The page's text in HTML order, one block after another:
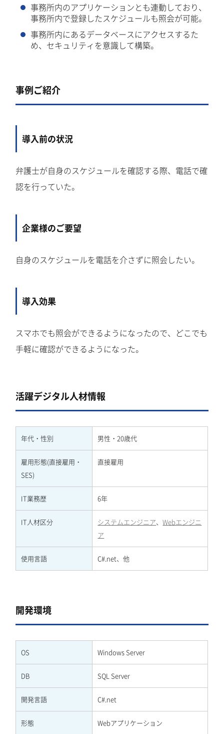
事務所内のアプリケーションとも連動しており、
事務所内で登録したスケジュールも照会が可能。
事務所内にあるデータベースにアクセスするた
め、セキュリティを意識して構築。
事例ご紹介
導入前の状況
弁護士が自身のスケジュールを確認する際、電話で確
認を行っていた。
企業様のご要望
自身のスケジュールを電話を介さずに照会したい。
導入効果
スマホでも照会ができるようになったので、どこでも
手軽に確認ができるようになった。
活躍デジタル人材情報
年代・性別 男性・20歳代
雇用形態(直接雇用・
SES)
直接雇用
IT業務歴 6年
IT人材区分 システムエンジニア、Webエンジニ
ア
使用言語 C#.net、他
開発環境
OS Windows Server
DB SQL Server
開発言語 C#.net
形態 Webアプリケーション